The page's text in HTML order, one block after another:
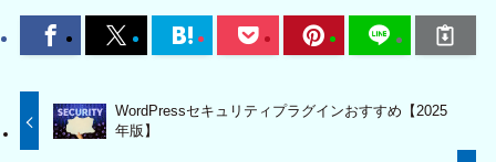
WordPressセキュリティプラグインおすすめ【2025
年版】